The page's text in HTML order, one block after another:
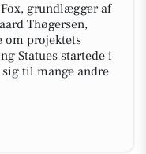
grundlægger af
Thøgersen,
om projektets
Statues startede i
til mange andre